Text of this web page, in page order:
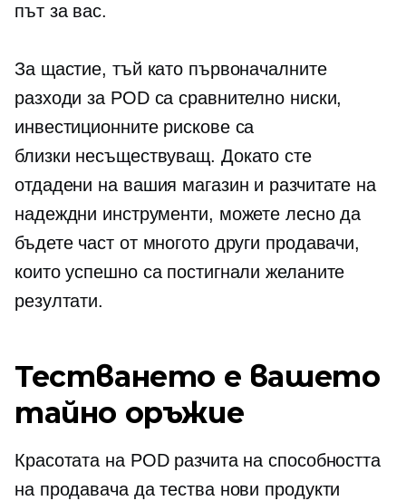
път за вас.
За щастие, тъй като първоначалните
разходи за POD са сравнително ниски,
инвестиционните рискове са
близки несъществуващ. Докато сте
отдадени на вашия магазин и разчитате на
надеждни инструменти, можете лесно да
бъдете част от многото други продавачи,
които успешно са постигнали желаните
резултати.
Тестването е вашето
тайно оръжие
Красотата на POD разчита на способността
на продавача да тества нови продукти